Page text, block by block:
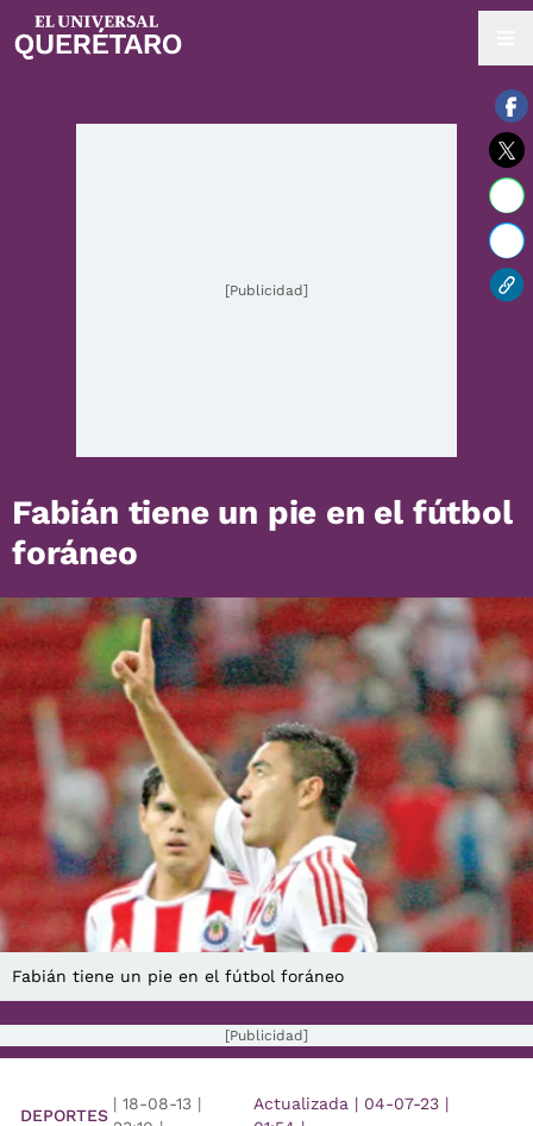
10 / agosto / 2026 | 13:10 hrs.
[Publicidad]
Fabián tiene un pie en el fútbol
foráneo
Fabián tiene un pie en el fútbol foráneo
[Publicidad]
DEPORTES
| 18-08-13 |
Actualizada | 04-07-23 |